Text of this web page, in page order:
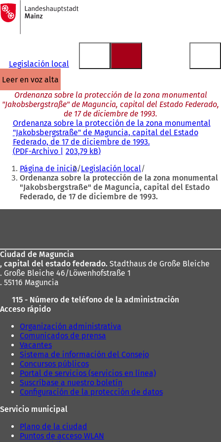
Saltar al contenido
A
la
página
Legislación local
leer en voz alta
Ordenanza sobre la protección de la zona monumental
"Jakobsbergstraße" de Maguncia, capital del Estado Federado,
de 17 de diciembre de 1993.
Ordenanza sobre la protección de la zona monumental
"Jakobsbergstraße" de Maguncia, capital del Estado
Federado, de 17 de diciembre de 1993.
PDF-Archivo 203,79 kB
Estás
aquí:
Página de inicio Legislación local
Ordenanza sobre la protección de la zona monumental
"Jakobsbergstraße" de Maguncia, capital del Estado
Federado, de 17 de diciembre de 1993.
pies
Ciudad de Maguncia
, capital del estado federado. Stadthaus de Große Bleiche
. Große Bleiche 46/Löwenhofstraße 1
. 55116 Maguncia
115 - Número de teléfono de la administración
Acceso rápido
Organización administrativa
Comunicados de prensa
Vacantes
Sistema de información del Consejo
Concursos públicos
Portal de servicios (servicios en línea)
Suscríbase a nuestro boletín
Configuración de la protección de datos
Servicio municipal
Plano de la ciudad
Puntos de acceso WLAN